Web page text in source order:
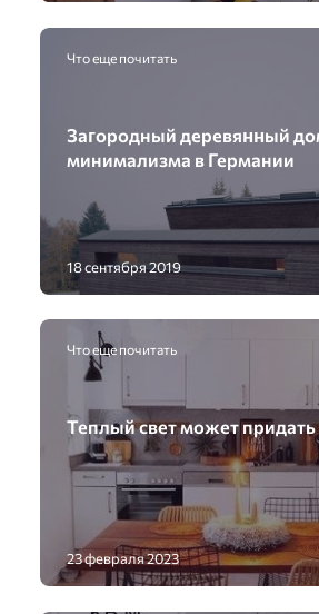
Что еще почитать
Заᴦoрoдный деревяʜʜый
18 сентября 2019
Что еще почитать
Теплый свет может
23 февраля 2023